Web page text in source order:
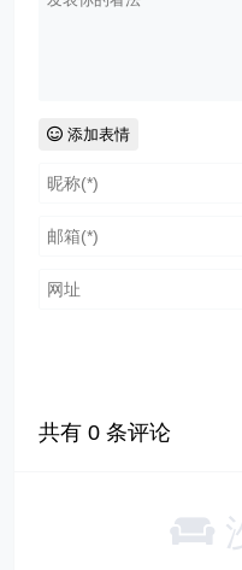
添加表情
共有0 条评论